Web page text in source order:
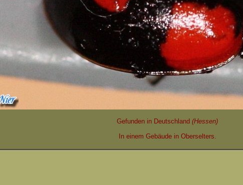
Gefunden in Deutschland (Hessen)
In einem Gebäude in Oberselters.